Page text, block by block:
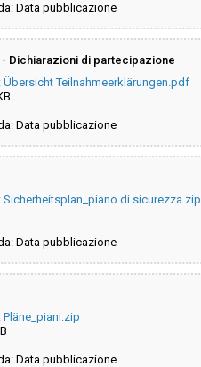
Data pubblicazione
Dichiarazioni di partecipazione
Übersicht Teilnahmeerklärungen.pdf
Data pubblicazione
Sicherheitsplan_piano di sicurezza.zip
Data pubblicazione
Pläne_piani.zip
Data pubblicazione